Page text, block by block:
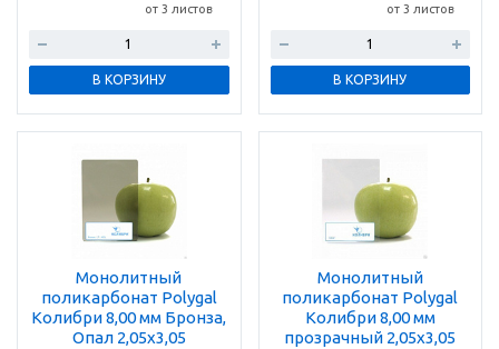
от 3 листов
В КОРЗИНУ
от 3 листов
В КОРЗИНУ
Монолитный
поликарбонат Polygal
Колибри 8,00 мм Бронза,
Опал 2,05х3,05
Монолитный
поликарбонат Polygal
Колибри 8,00 мм
прозрачный 2,05х3,05